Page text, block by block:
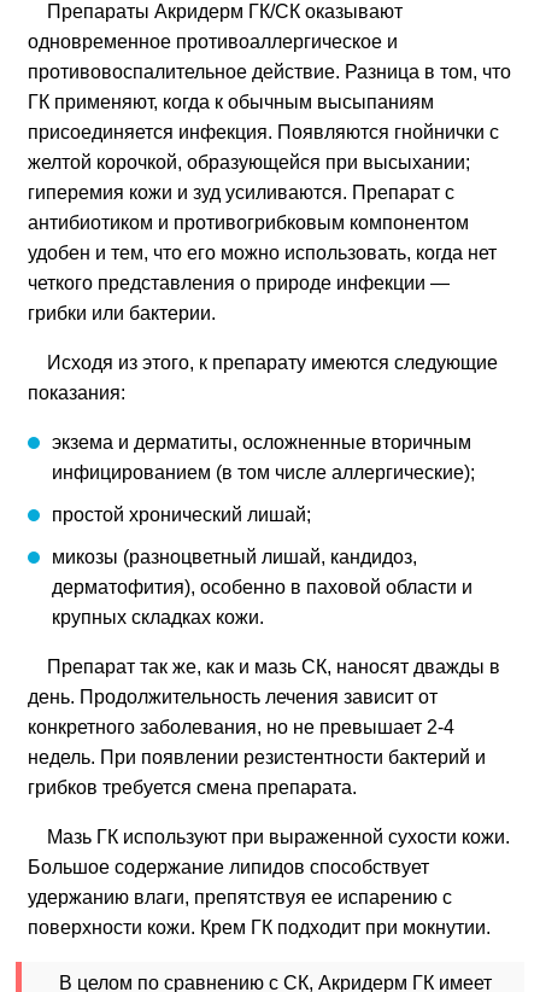
Препараты Акридерм ГК/СК оказывают
одновременное противоаллергическое и
противовоспалительное действие. Разница в том, что
ГК применяют, когда к обычным высыпаниям
присоединяется инфекция. Появляются гнойнички с
желтой корочкой, образующейся при высыхании;
гиперемия кожи и зуд усиливаются. Препарат с
антибиотиком и противогрибковым компонентом
удобен и тем, что его можно использовать, когда нет
четкого представления о природе инфекции —
грибки или бактерии.
Исходя из этого, к препарату имеются следующие
показания:
экзема и дерматиты, осложненные вторичным
инфицированием (в том числе аллергические);
простой хронический лишай;
микозы (разноцветный лишай, кандидоз,
дерматофития), особенно в паховой области и
крупных складках кожи.
Препарат так же, как и мазь СК, наносят дважды в
день. Продолжительность лечения зависит от
конкретного заболевания, но не превышает 2-4
недель. При появлении резистентности бактерий и
грибков требуется смена препарата.
Мазь ГК используют при выраженной сухости кожи.
Большое содержание липидов способствует
удержанию влаги, препятствуя ее испарению с
поверхности кожи. Крем ГК подходит при мокнутии.
В целом по сравнению с СК, Акридерм ГК имеет